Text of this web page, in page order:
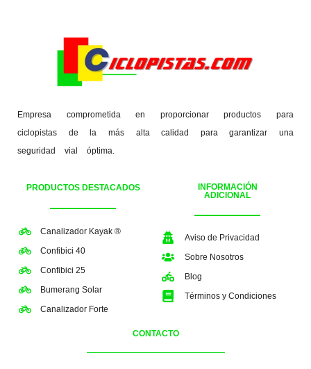
Empresa comprometida en proporcionar productos para
ciclopistas de la más alta calidad para garantizar una
seguridad vial óptima.
PRODUCTOS DESTACADOS
Canalizador Kayak ®
Confibici 40
Confibici 25
Bumerang Solar
Canalizador Forte
INFORMACIÓN
ADICIONAL
Aviso de Privacidad
Sobre Nosotros
Blog
Términos y Condiciones
CONTACTO